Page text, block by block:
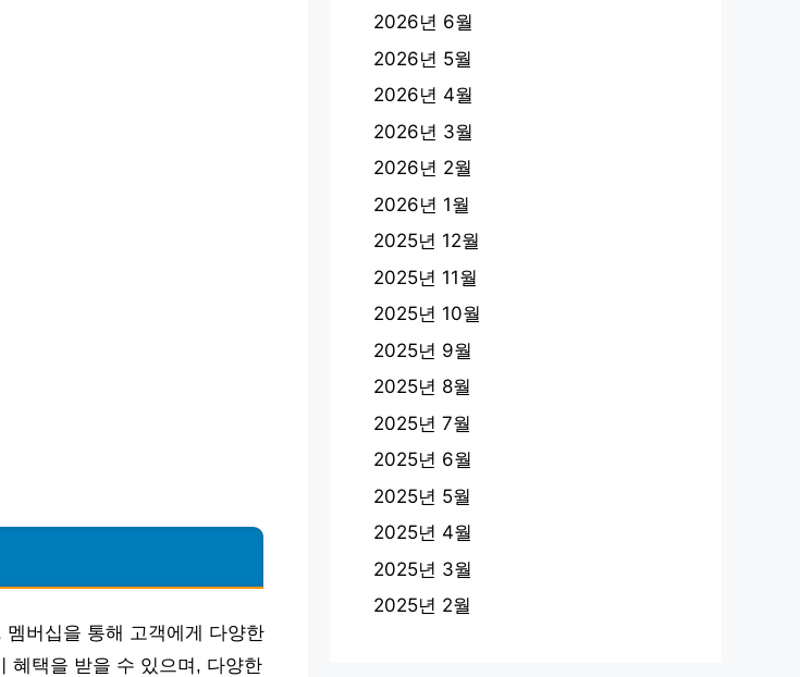
버십을 통해 고객에게 다양한
혜택을 받을 수 있으며, 다양한
2026년 6월
2026년 5월
2026년 4월
2026년 3월
2026년 2월
2026년 1월
2025년 12월
2025년 11월
2025년 10월
2025년 9월
2025년 8월
2025년 7월
2025년 6월
2025년 5월
2025년 4월
2025년 3월
2025년 2월